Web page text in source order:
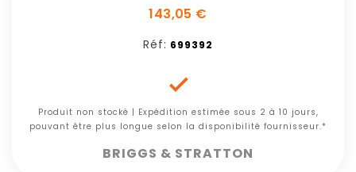
143,05 €
Réf: 699392

Produit non stocké | Expédition estimée sous 2 à 10 jours,
pouvant être plus longue selon la disponibilité fournisseur.*
BRIGGS & STRATTON